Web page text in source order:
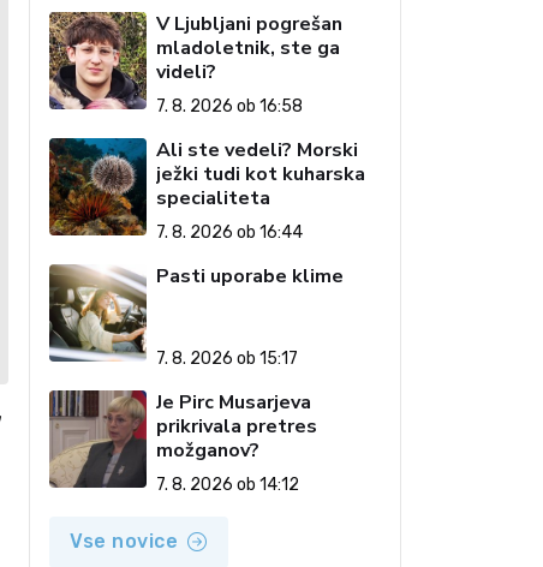
V Ljubljani pogrešan
mladoletnik, ste ga
videli?
7. 8. 2026 ob 16:58
Ali ste vedeli? Morski
ježki tudi kot kuharska
specialiteta
7. 8. 2026 ob 16:44
Pasti uporabe klime
7. 8. 2026 ob 15:17
Je Pirc Musarjeva
prikrivala pretres
možganov?
7. 8. 2026 ob 14:12
Vse novice